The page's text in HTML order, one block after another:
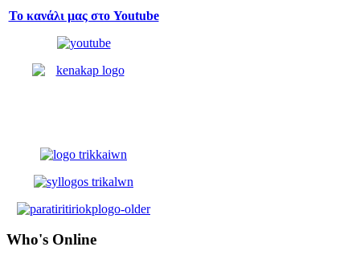
Το κανάλι μας στο Youtube
Who's Online